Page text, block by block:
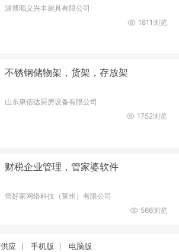
淄博顺义兴丰厨具有限公司
1811浏览
不锈钢储物架，货架，存放架
山东康佰达厨房设备有限公司
1752浏览
财税企业管理，管家婆软件
管好家网络科技（莱州）有限公司
566浏览
供应 手机版 电脑版